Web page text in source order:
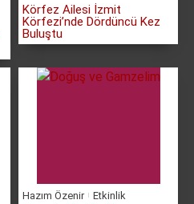
Körfez Ailesi İzmit
Körfezi’nde Dördüncü Kez
Buluştu
Hazım Özenir Etkinlik